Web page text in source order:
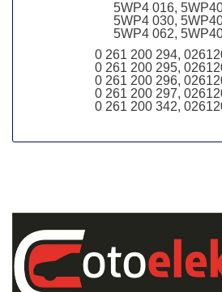
5WP4 016,
5WP4 030,
5WP4 062,
0 261 200 294,
0 261 200 295,
0 261 200 296,
0 261 200 297,
0 261 200 342,